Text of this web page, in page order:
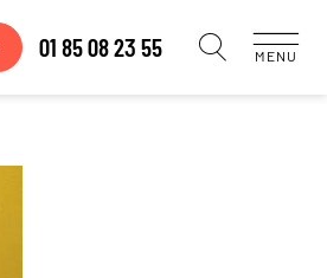
01 85 08 23 55 MENU